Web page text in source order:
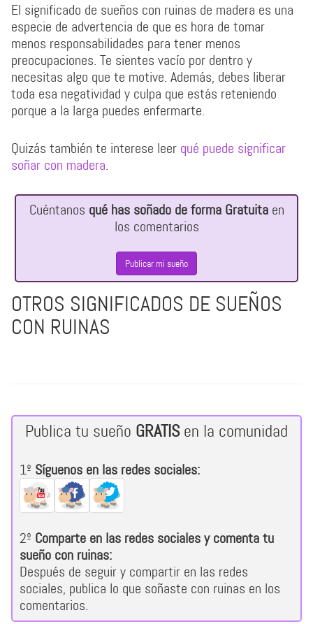
El significado de sueños con ruinas de madera es una
especie de advertencia de que es hora de tomar
menos responsabilidades para tener menos
preocupaciones. Te sientes vacío por dentro y
necesitas algo que te motive. Además, debes liberar
toda esa negatividad y culpa que estás reteniendo
porque a la larga puedes enfermarte.
Quizás también te interese leer qué puede significar
soñar con madera.
Cuéntanos qué has soñado de forma Gratuitaen
los comentarios
Publicar mi sueño
OTROS SIGNIFICADOS DE SUEÑOS
CON RUINAS
Publica tu sueño GRATISen la comunidad
1º Síguenos en las redes sociales:
2º Comparte en las redes sociales y comenta tu
sueño con ruinas:
Después de seguir y compartir en las redes
sociales, publica lo que soñaste con ruinas en los
comentarios.